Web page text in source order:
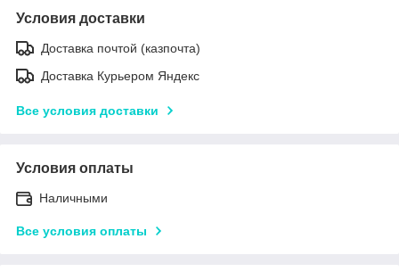
Условия доставки
Доставка почтой (казпочта)
Доставка Курьером Яндекс
Все условия доставки
Условия оплаты
Наличными
Все условия оплаты